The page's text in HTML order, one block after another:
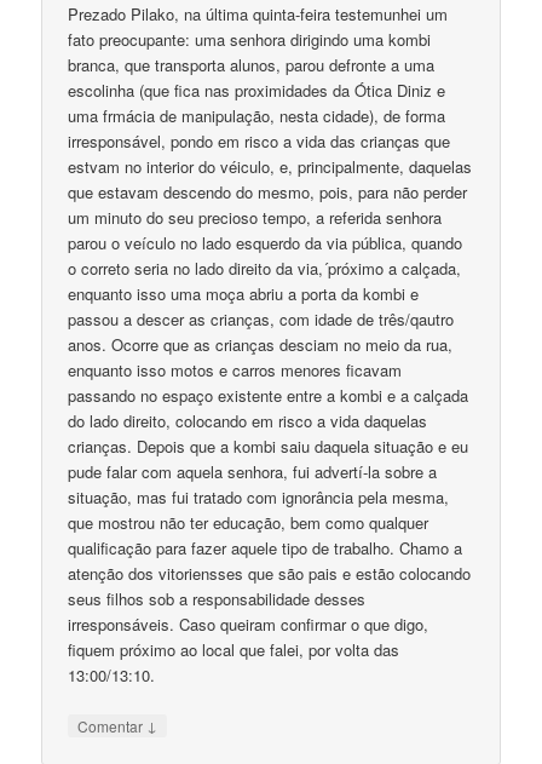
Prezado Pilako, na última quinta-feira testemunhei um
fato preocupante: uma senhora dirigindo uma kombi
branca, que transporta alunos, parou defronte a uma
escolinha (que fica nas proximidades da Ótica Diniz e
uma frmácia de manipulação, nesta cidade), de forma
irresponsável, pondo em risco a vida das crianças que
estvam no interior do véiculo, e, principalmente, daquelas
que estavam descendo do mesmo, pois, para não perder
um minuto do seu precioso tempo, a referida senhora
parou o veículo no lado esquerdo da via pública, quando
o correto seria no lado direito da via,´próximo a calçada,
enquanto isso uma moça abriu a porta da kombi e
passou a descer as crianças, com idade de três/qautro
anos. Ocorre que as crianças desciam no meio da rua,
enquanto isso motos e carros menores ficavam
passando no espaço existente entre a kombi e a calçada
do lado direito, colocando em risco a vida daquelas
crianças. Depois que a kombi saiu daquela situação e eu
pude falar com aquela senhora, fui advertí-la sobre a
situação, mas fui tratado com ignorância pela mesma,
que mostrou não ter educação, bem como qualquer
qualificação para fazer aquele tipo de trabalho. Chamo a
atenção dos vitoriensses que são pais e estão colocando
seus filhos sob a responsabilidade desses
irresponsáveis. Caso queiram confirmar o que digo,
fiquem próximo ao local que falei, por volta das
13:00/13:10.
Comentar ↓